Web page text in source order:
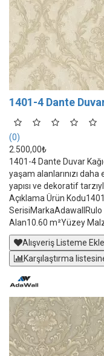
1401-4 Dante
(0)
2.500,00₺
1401-4 Dante Duvar
yaşam alanlarınızı
yapısı ve dekoratif
Açıklama Ürün
SerisiMarkaAdawallRulo
Alan10.60 m²Yüzey
Alışveriş Listeme Ekle
Karşılaştırma